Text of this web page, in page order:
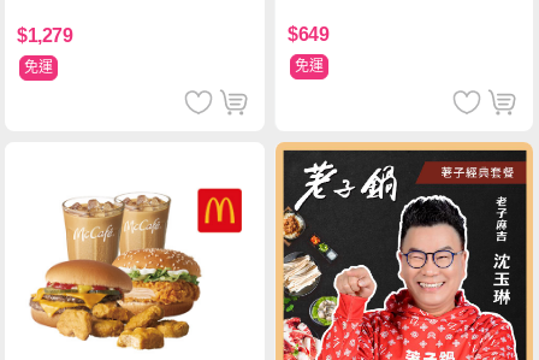
$1,279
免運
$649
免運